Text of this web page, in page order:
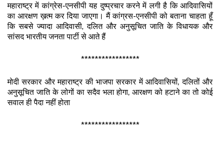
महाराष्ट्र में कांग्रेस-एनसीपी यह दुष्प्रचार करने में लगी है कि आदिवासियों
का आरक्षण ख़त्म कर दिया जाएगा। मैं कांग्रस-एनसीपी को बताना चाहता हूँ
कि सबसे ज्यादा आदिवासी, दलित और अनुसूचित जाति के विधायक और
सांसद भारतीय जनता पार्टी से आते हैं
*****************
मोदी सरकार और महाराष्ट्र की भाजपा सरकार में आदिवासियों, दलितों और
अनुसूचित जाति के लोगों का सदैव भला होगा, आरक्षण को हटाने का तो कोई
सवाल ही पैदा नहीं होता
*****************